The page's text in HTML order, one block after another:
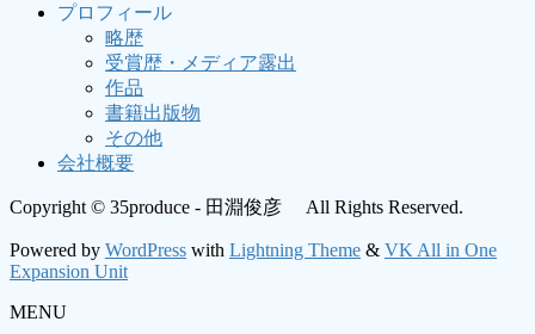
プロフィール
略歴
受賞歴・メディア露出
作品
書籍出版物
その他
会社概要
Copyright © 35produce - 田淵俊彦 All Rights Reserved.
Powered by WordPress with Lightning Theme & VK All in One
Expansion Unit
MENU